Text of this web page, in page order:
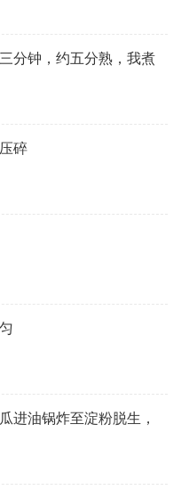
分钟，约五分熟，我煮
碎
进油锅炸至淀粉脱生，